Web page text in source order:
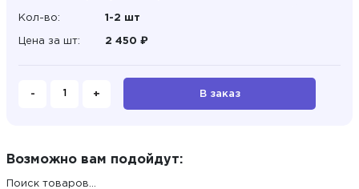
Кол-во: 1-2 шт
Цена за шт: 2 450 ₽
- + В заказ
Возможно вам подойдут:
Поиск товаров...